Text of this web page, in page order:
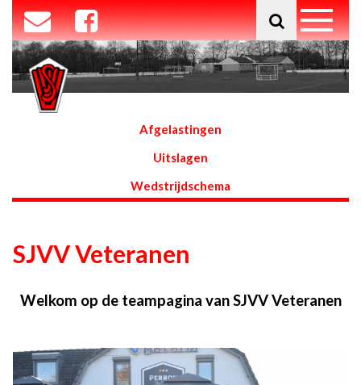
Afgelastingen
Uitslagen
Wedstrijdschema
SJVV Veteranen
Welkom op de teampagina van SJVV Veteranen